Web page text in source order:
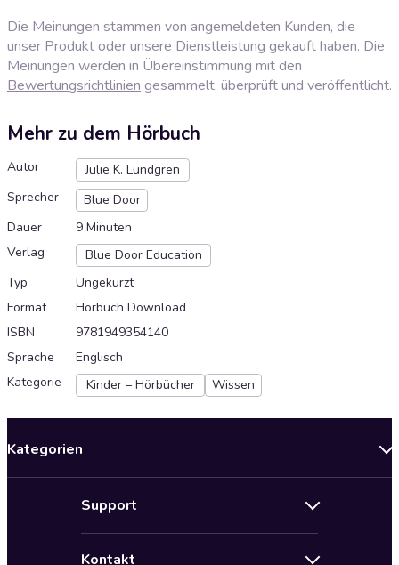
Die Meinungen stammen von angemeldeten Kunden, die
unser Produkt oder unsere Dienstleistung gekauft haben. Die
Meinungen werden in Übereinstimmung mit den
Bewertungsrichtlinien gesammelt, überprüft und veröffentlicht.
Mehr zu dem Hörbuch
Autor
Julie K. Lundgren
Sprecher
Blue Door
Dauer
9 Minuten
Verlag
Blue Door Education
Typ
Ungekürzt
Format
Hörbuch Download
ISBN
9781949354140
Sprache
Englisch
Kategorie
Kinder – Hörbücher Wissen
Kategorien
Support
Kontakt